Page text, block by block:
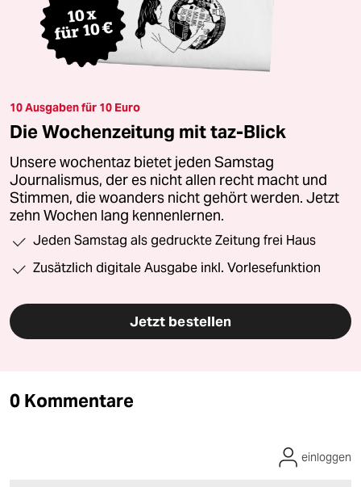
10 Ausgaben für 10 Euro
Die Wochenzeitung mit taz-Blick
Unsere wochentaz bietet jeden Samstag
Journalismus, der es nicht allen recht macht und
Stimmen, die woanders nicht gehört werden. Jetzt
zehn Wochen lang kennenlernen.
Jeden Samstag als gedruckte Zeitung frei Haus
Zusätzlich digitale Ausgabe inkl. Vorlesefunktion
Jetzt bestellen
0 Kommentare
einloggen